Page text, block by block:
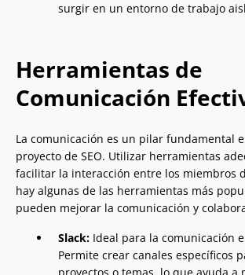
surgir en un entorno de trabajo
Herramientas de
Comunicación
La comunicación es un pilar fundamental
proyecto de SEO. Utilizar herramientas
facilitar la interacción entre los miembros
hay algunas de las herramientas más
pueden mejorar la comunicación y
Slack: Ideal para la comunicación
Permite crear canales específicos